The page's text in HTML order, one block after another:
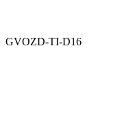
GVOZD-TI-D16